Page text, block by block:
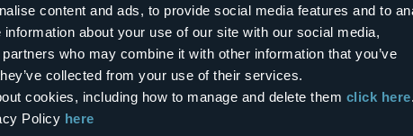
content and ads, to provide social media features and to
about your use of our site with our social media,
who may combine it with other information that you’ve
collected from your use of their services.
cookies, including how to manage and delete them click here
Policy here
Follow us on our social networks